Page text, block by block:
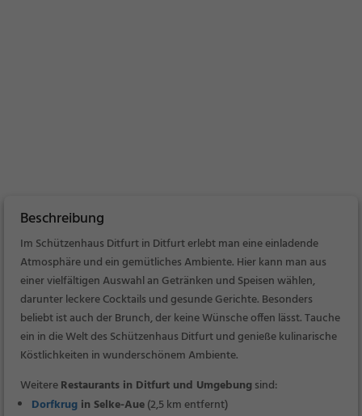
Beschreibung
Im Schützenhaus Ditfurt in Ditfurt erlebt man eine einladende
Atmosphäre und ein gemütliches Ambiente. Hier kann man aus
einer vielfältigen Auswahl an Getränken und Speisen wählen,
darunter leckere Cocktails und gesunde Gerichte. Besonders
beliebt ist auch der Brunch, der keine Wünsche offen lässt. Tauche
ein in die Welt des Schützenhaus Ditfurt und genieße kulinarische
Köstlichkeiten in wunderschönem Ambiente.
WeitereRestaurants in Ditfurt und Umgebungsind:
Dorfkrug in Selke-Aue(2,5 km entfernt)